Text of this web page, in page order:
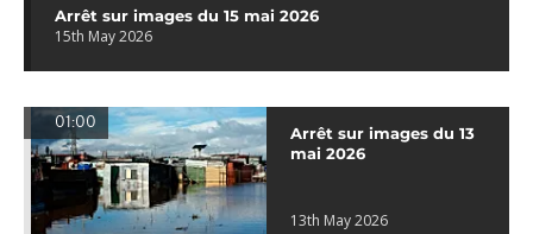
Arrêt sur images du 15 mai 2026
15th May 2026
01:00
Arrêt sur images du 13
mai 2026
13th May 2026